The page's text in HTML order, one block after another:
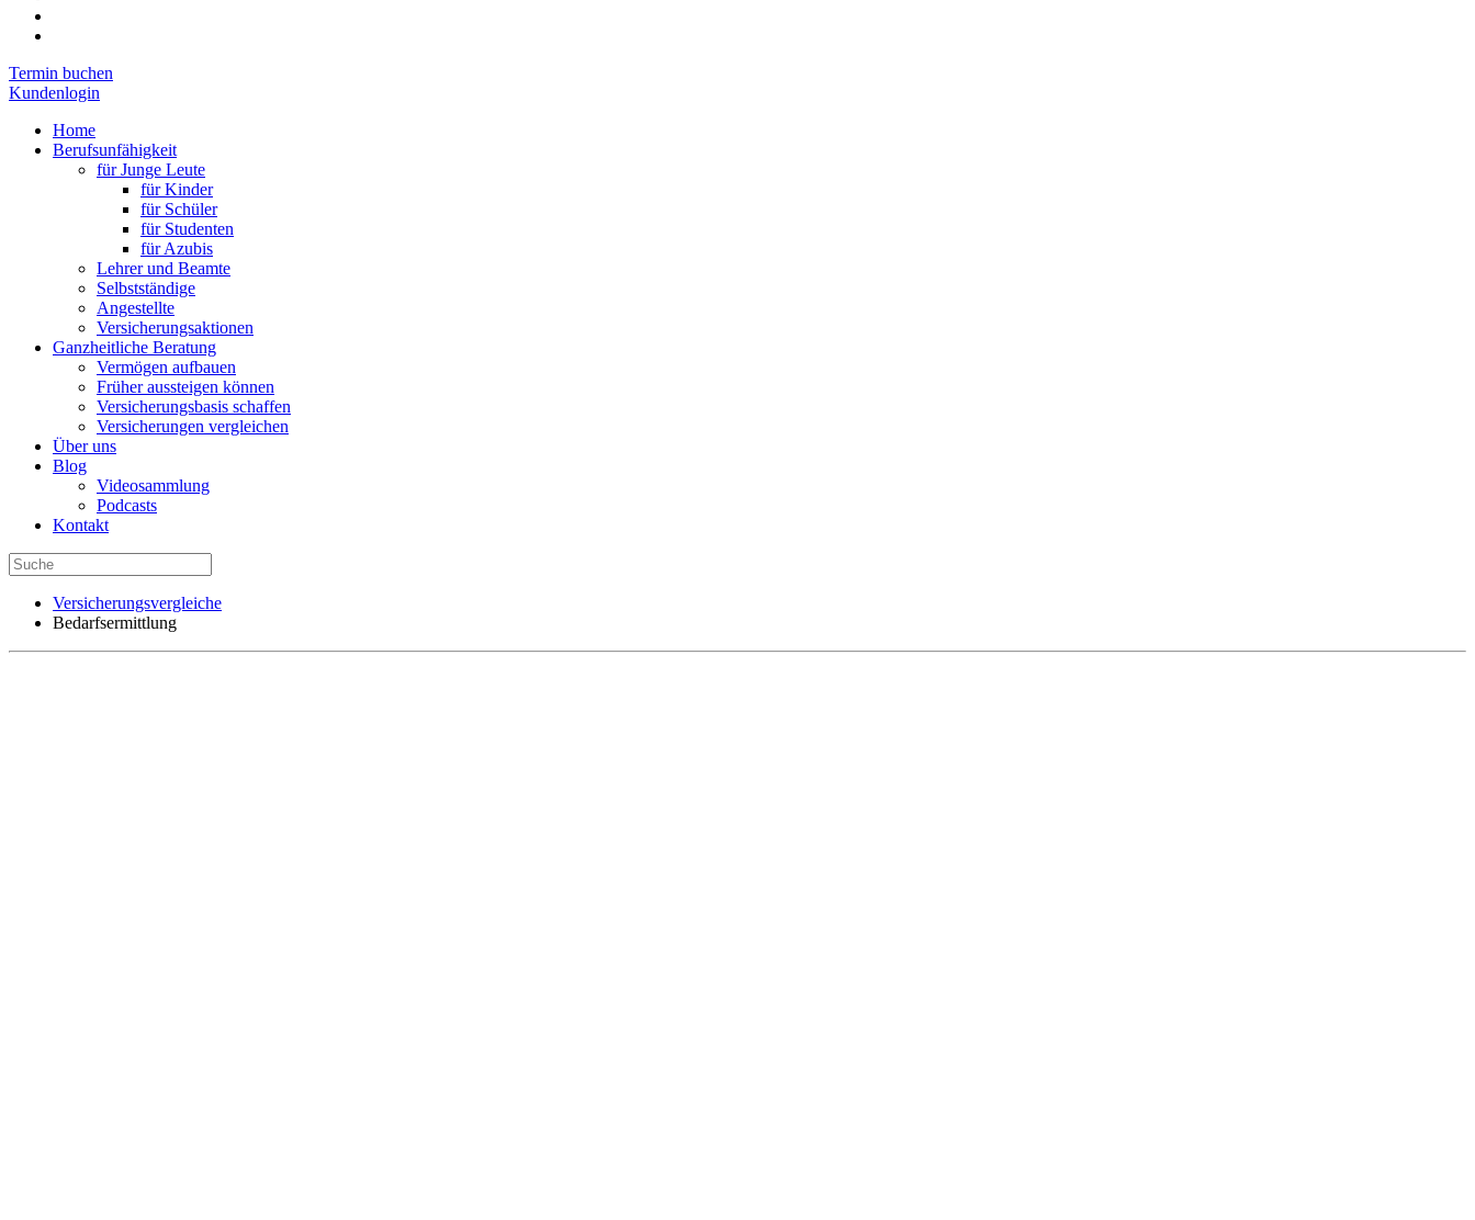
Termin buchen
Kundenlogin
Home
Berufsunfähigkeit
für Junge Leute
für Kinder
für Schüler
für Studenten
für Azubis
Lehrer und Beamte
Selbstständige
Angestellte
Versicherungsaktionen
Ganzheitliche Beratung
Vermögen aufbauen
Früher aussteigen können
Versicherungsbasis schaffen
Versicherungen vergleichen
Über uns
Blog
Videosammlung
Podcasts
Kontakt
Versicherungsvergleiche
Bedarfsermittlung